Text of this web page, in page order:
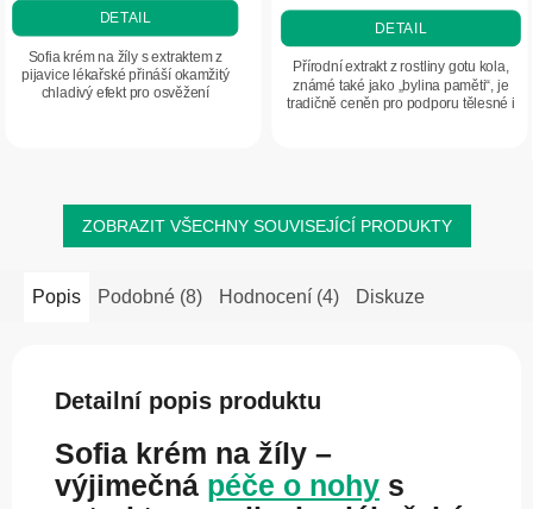
DETAIL
Sofia krém na žíly s extraktem z
pijavice lékařské přináší okamžitý
chladivý efekt pro osvěžení
DETAIL
Přírodní extrakt z rostliny gotu kola,
známé také jako „bylina paměti“, je
tradičně ceněn pro podporu tělesné i
ZOBRAZIT VŠECHNY SOUVISEJÍCÍ PRODUKTY
Popis Podobné (8) Hodnocení (4) Diskuze
Detailní popis produktu
Sofia krém na žíly –
výjimečná péče o nohy s